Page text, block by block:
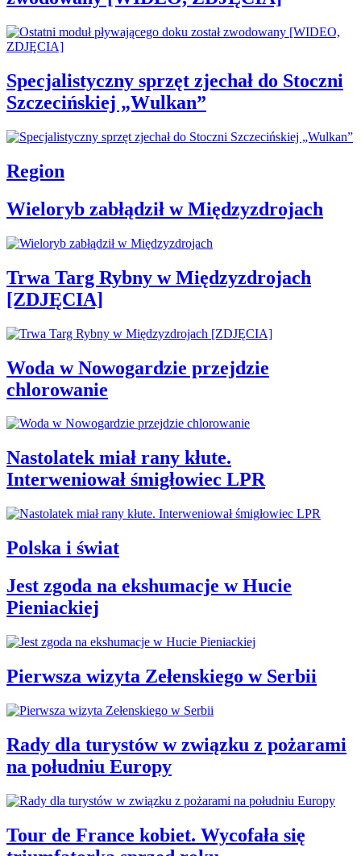
Specjalistyczny sprzęt zjechał do Stoczni
Szczecińskiej „Wulkan”
Region
Wieloryb zabłądził w Międzyzdrojach
Trwa Targ Rybny w Międzyzdrojach
[ZDJĘCIA]
Woda w Nowogardzie przejdzie
chlorowanie
Nastolatek miał rany kłute.
Interweniował śmigłowiec LPR
Polska i świat
Jest zgoda na ekshumacje w Hucie
Pieniackiej
Pierwsza wizyta Zełenskiego w Serbii
Rady dla turystów w związku z pożarami
na południu Europy
Tour de France kobiet. Wycofała się